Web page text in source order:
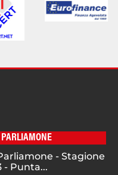
PARLIAMONE
- Stagione
- Punta...